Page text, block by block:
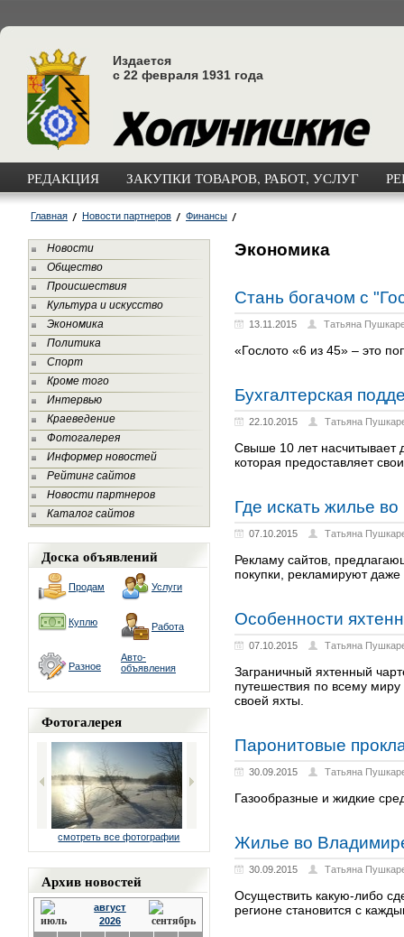
Издается
с 22 февраля 1931 года
РЕДАКЦИЯ ЗАКУПКИ ТОВАРОВ, РАБОТ, УСЛУГ
Главная Новости партнеров Финансы
Новости
Общество
Происшествия
Культура и искусство
Экономика
Политика
Спорт
Кроме того
Интервью
Краеведение
Фотогалерея
Информер новостей
Рейтинг сайтов
Новости партнеров
Каталог сайтов
Доска объявлений
Продам Услуги
Куплю Работа
Разное
Авто-
объявления
Фотогалерея
смотреть все фотографии
Архив новостей
август
2026
Экономика
Стань богачом с
13.11.2015 Татьяна
«Гослото «6 из 45» – это
Бухгалтерская
22.10.2015 Татьяна
Свыше 10 лет насчитывает
которая предоставляет
Где искать жилье
07.10.2015 Татьяна
Рекламу сайтов,
покупки, рекламируют
Особенности
07.10.2015 Татьяна
Заграничный яхтенный
путешествия по всему
своей яхты.
Паронитовые
30.09.2015 Татьяна
Газообразные и жидкие
Жилье во
30.09.2015 Татьяна
Осуществить какую-либо
регионе становится с